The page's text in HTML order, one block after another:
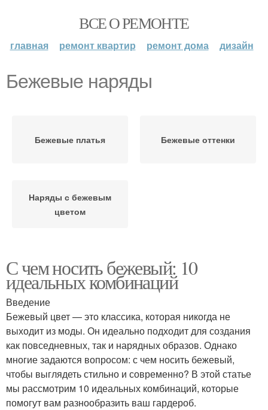
ВСЕ О РЕМОНТЕ
главная ремонт квартир ремонт дома дизайн
Бежевые наряды
Бежевые платья Бежевые оттенки
Наряды с бежевым
цветом
С чем носить бежевый: 10
идеальных комбинаций
Введение
Бежевый цвет — это классика, которая никогда не
выходит из моды. Он идеально подходит для создания
как повседневных, так и нарядных образов. Однако
многие задаются вопросом: с чем носить бежевый,
чтобы выглядеть стильно и современно? В этой статье
мы рассмотрим 10 идеальных комбинаций, которые
помогут вам разнообразить ваш гардероб.